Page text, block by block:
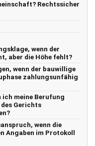
Rechtssicher
wenn der
aber die Höhe fehlt?
wenn der bauwillige
zahlungsunfähig
ich meine Berufung
Gerichts
wenn die
Angaben im Protokoll